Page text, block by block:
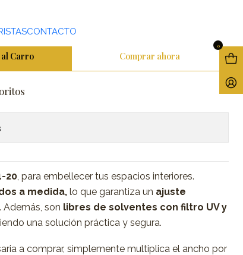
CONTACTO
0
Carro Comprar ahora
20, para embellecer tus espacios interiores.
a medida, lo que garantiza un ajuste
Además, son libres de solventes con filtro UV y
una solución práctica y segura.
a comprar, simplemente multiplica el ancho por